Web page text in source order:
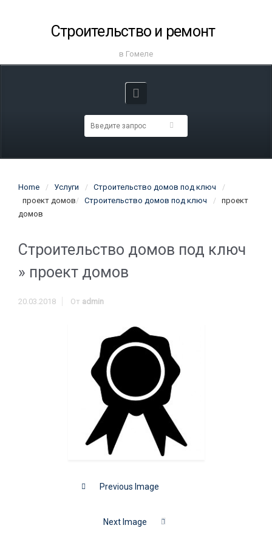
Строительство и ремонт
в Гомеле
Home Услуги
Строительство домов под ключ
проект домов
Строительство домов под ключ
проект
домов
Строительство домов под ключ
» проект домов
20.03.2018 От admin
Previous Image
Next Image